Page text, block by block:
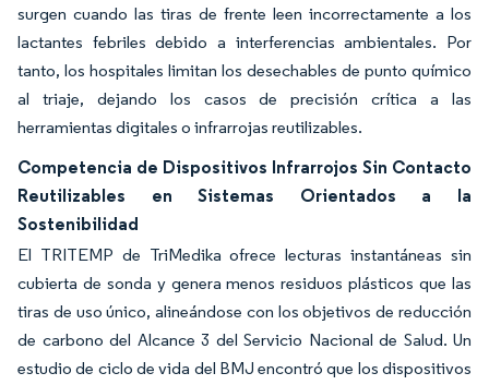
surgen cuando las tiras de frente leen incorrectamente a los
lactantes febriles debido a interferencias ambientales. Por
tanto, los hospitales limitan los desechables de punto químico
al triaje, dejando los casos de precisión crítica a las
herramientas digitales o infrarrojas reutilizables.
Competencia de Dispositivos Infrarrojos Sin Contacto
Reutilizables en Sistemas Orientados a la
Sostenibilidad
El TRITEMP de TriMedika ofrece lecturas instantáneas sin
cubierta de sonda y genera menos residuos plásticos que las
tiras de uso único, alineándose con los objetivos de reducción
de carbono del Alcance 3 del Servicio Nacional de Salud. Un
estudio de ciclo de vida del BMJ encontró que los dispositivos